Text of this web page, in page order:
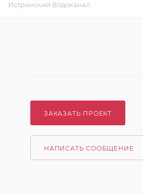
Истринский Водоканал
ЗАКАЗАТЬ ПРОЕКТ
НАПИСАТЬ СООБЩЕНИЕ